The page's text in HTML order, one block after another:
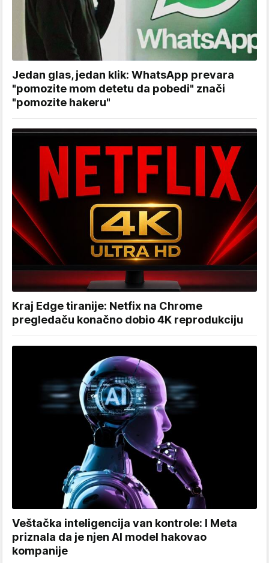
Jedan glas, jedan klik: WhatsApp prevara
"pomozite mom detetu da pobedi" znači
"pomozite hakeru"
Kraj Edge tiranije: Netfix na Chrome
pregledaču konačno dobio 4K reprodukciju
Veštačka inteligencija van kontrole: I Meta
priznala da je njen AI model hakovao
kompanije